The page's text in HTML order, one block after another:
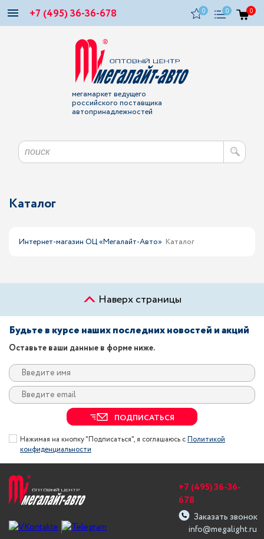
+7 (495) 36-36-678 0 0 0
мегамаркет ведущего
российского поставщика
автопринадлежностей
Каталог
Интернет-магазин ОЦ «Мегалайт-Авто» Каталог
Наверх страницы
Будьте в курсе наших последних новостей и акций
Оставьте ваши данные в форме ниже.
ПОДПИСАТЬСЯ
Нажимая на кнопку "Подписаться", я соглашаюсь сПолитикой
конфиденциальности
info@megalight.ru
+7 (495) 36-36-
678
Заказать звонок